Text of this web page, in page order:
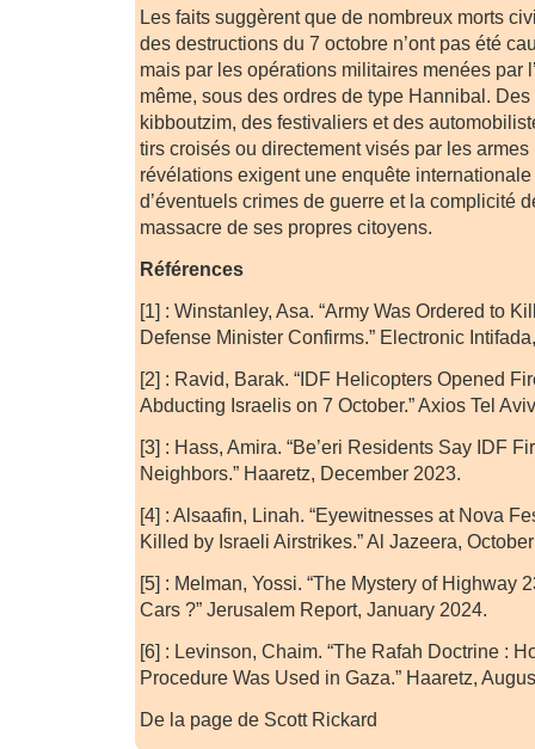
Les faits suggèrent que de nombreux morts
des destructions du 7 octobre n’ont pas été
mais par les opérations militaires menées par
même, sous des ordres de type Hannibal.
kibboutzim, des festivaliers et des
tirs croisés ou directement visés par les
révélations exigent une enquête
d’éventuels crimes de guerre et la complicité
massacre de ses propres citoyens.
Références
[1] : Winstanley, Asa. “Army Was Ordered to
Defense Minister Confirms.” Electronic
[2] : Ravid, Barak. “IDF Helicopters Opened
Abducting Israelis on 7 October.” Axios Tel
[3] : Hass, Amira. “Be’eri Residents Say IDF
Neighbors.” Haaretz, December 2023.
[4] : Alsaafin, Linah. “Eyewitnesses at Nova
Killed by Israeli Airstrikes.” Al Jazeera,
[5] : Melman, Yossi. “The Mystery of Highway
Cars ?” Jerusalem Report, January 2024.
[6] : Levinson, Chaim. “The Rafah Doctrine :
Procedure Was Used in Gaza.” Haaretz,
De la page de Scott Rickard